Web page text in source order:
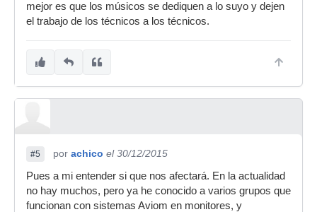
mejor es que los músicos se dediquen a lo suyo y dejen
el trabajo de los técnicos a los técnicos.
#5 por achico el 30/12/2015
Pues a mi entender si que nos afectará. En la actualidad
no hay muchos, pero ya he conocido a varios grupos que
funcionan con sistemas Aviom en monitores, y